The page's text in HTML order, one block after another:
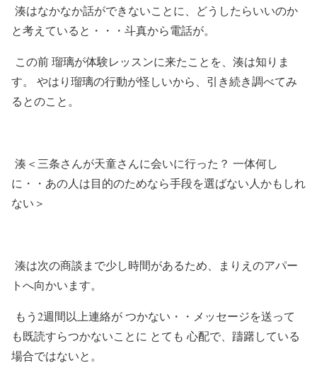
湊はなかなか話ができないことに、どうしたらいいのか
と考えていると・・・斗真から電話が。
この前 瑠璃が体験レッスンに来たことを、湊は知りま
す。 やはり瑠璃の行動が怪しいから、引き続き調べてみ
るとのこと。
湊＜三条さんが天童さんに会いに行った？ 一体何し
に・・あの人は目的のためなら手段を選ばない人かもしれ
ない＞
湊は次の商談まで少し時間があるため、まりえのアパー
トへ向かいます。
もう2週間以上連絡が つかない・・メッセージを送って
も既読すらつかないことに とても 心配で、躊躇している
場合ではないと。